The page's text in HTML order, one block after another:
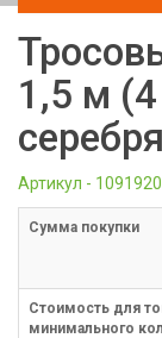
1,5 м
Артикул - 1091920
Cумма покупки
Стоимость для
минимального